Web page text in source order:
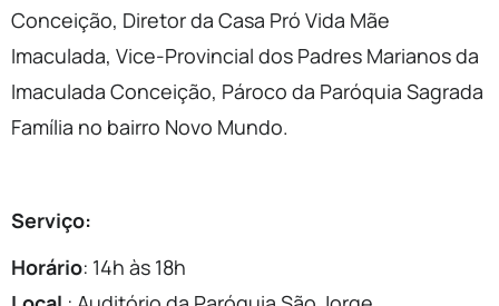
Conceição, Diretor da Casa Pró Vida Mãe
Imaculada, Vice-Provincial dos Padres Marianos da
Imaculada Conceição, Pároco da Paróquia Sagrada
Família no bairro Novo Mundo.
Serviço:
Horário: 14h às 18h